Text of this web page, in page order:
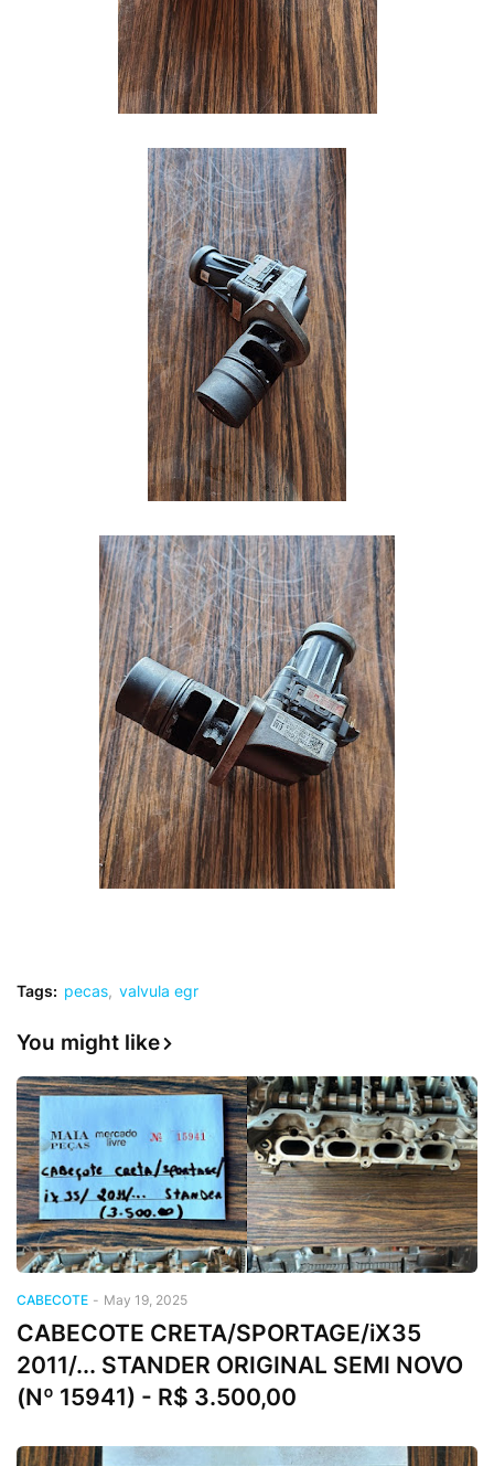
Tags: pecas valvula egr
You might like
CABECOTE - May 19, 2025
CABECOTE CRETA/SPORTAGE/iX35
2011/... STANDER ORIGINAL SEMI NOVO
(Nº 15941) - R$ 3.500,00